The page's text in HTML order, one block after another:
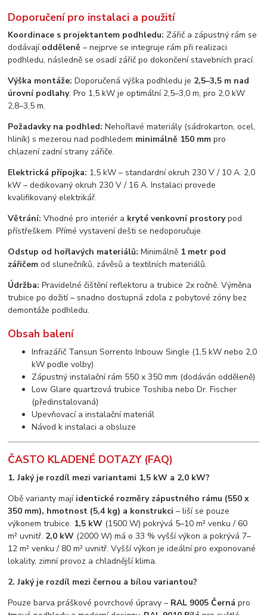
Doporučení pro instalaci a použití
Koordinace s projektantem podhledu: Zářič a zápustný rám se
dodávají odděleně – nejprve se integruje rám při realizaci
podhledu, následně se osadí zářič po dokončení stavebních prací.
Výška montáže: Doporučená výška podhledu je 2,5–3,5 m nad
úrovní podlahy. Pro 1,5 kW je optimální 2,5–3,0 m, pro 2,0 kW
2,8–3,5 m.
Požadavky na podhled: Nehořlavé materiály (sádrokarton, ocel,
hliník) s mezerou nad podhledem minimálně 150 mm pro
chlazení zadní strany zářiče.
Elektrická přípojka: 1,5 kW – standardní okruh 230 V / 10 A. 2,0
kW – dedikovaný okruh 230 V / 16 A. Instalaci provede
kvalifikovaný elektrikář.
Větrání: Vhodné pro interiér a kryté venkovní prostorypod
přístřeškem. Přímé vystavení dešti se nedoporučuje.
Odstup od hořlavých materiálů: Minimálně 1 metr pod
zářičem od slunečníků, závěsů a textilních materiálů.
Údržba: Pravidelné čištění reflektoru a trubice 2x ročně. Výměna
trubice po dožití – snadno dostupná zdola z pobytové zóny bez
demontáže podhledu.
Obsah balení
Infrazářič Tansun Sorrento Inbouw Single (1,5 kW nebo 2,0
kW podle volby)
Zápustný instalační rám 550 x 350 mm (dodáván odděleně)
Low Glare quartzová trubice Toshiba nebo Dr. Fischer
(předinstalovaná)
Upevňovací a instalační materiál
Návod k instalaci a obsluze
ČASTO KLADENÉ DOTAZY (FAQ)
1. Jaký je rozdíl mezi variantami 1,5 kW a 2,0 kW?
Obě varianty mají identické rozměry zápustného rámu (550 x
350 mm), hmotnost (5,4 kg) a konstrukci – liší se pouze
výkonem trubice. 1,5 kW (1500 W) pokrývá 5–10 m² venku / 60
m² uvnitř. 2,0 kW (2000 W) má o 33 % vyšší výkon a pokrývá 7–
12 m² venku / 80 m² uvnitř. Vyšší výkon je ideální pro exponované
lokality, zimní provoz a chladnější klima.
2. Jaký je rozdíl mezi černou a bílou variantou?
Pouze barva práškové povrchové úpravy – RAL 9005 Černá pro